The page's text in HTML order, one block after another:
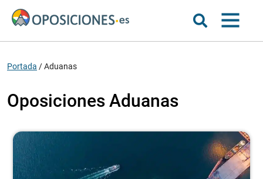
Portada /Aduanas
Oposiciones Aduanas